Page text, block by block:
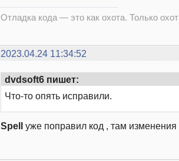
Отладка кода — это как охота. Только
2023.04.24 11:34:52
dvdsoft6 пишет:
Что-то опять исправили.
Spell уже поправил код , там